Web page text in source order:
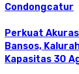
Condongcatur
Perkuat
Bansos,
Kapasitas 30